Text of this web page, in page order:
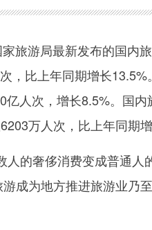
旅游局最新发布的国内
，比上年同期增长13.5%
人次，增长8.5%。国内
万人次，比上年同期增
的奢侈消费变成普通人
成为地方推进旅游业乃